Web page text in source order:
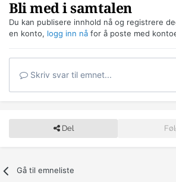
Bli med i samtalen
Du kan publisere innhold nå og registrere
en konto, logg inn nå for å poste med
Skriv svar til emnet...
Del
Gå til emneliste